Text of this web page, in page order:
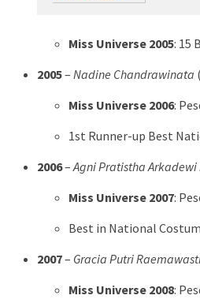
Miss Universe 2005: 15
2005– Nadine Chandrawinata
Miss Universe 2006:
1st Runner-up Best
2006–Agni Pratistha Arkadewi
Miss Universe 2007:
Best in National
2007– Gracia Putri
Miss Universe 2008: